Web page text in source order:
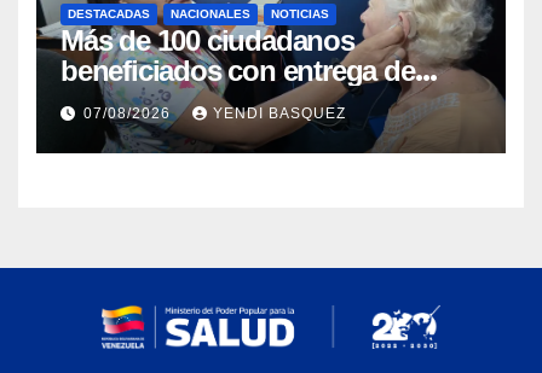
DESTACADAS NACIONALES NOTICIAS
Más de 100 ciudadanos
beneficiados con entrega de
prótesis auditivas en el Centro de
Rehabilitación J.J. Arvelo
07/08/2026 YENDI BASQUEZ